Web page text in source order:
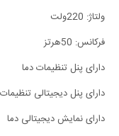
ولتاژ: 220ولت
فرکانس: 50هرتز
دارای پنل تنظیمات دما
دارای پنل دیجیتالی تنظیمات
دارای نمایش دیجیتالی دما